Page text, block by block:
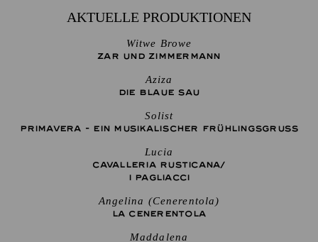
AKTUELLE PRODUKTIONEN
Witwe Browe
ZAR UND ZIMMERMANN
Aziza
DIE BLAUE SAU
Solist
PRIMAVERA - EIN MUSIKALISCHER FRÜHLINGSGRUSS
Lucia
CAVALLERIA RUSTICANA/
I PAGLIACCI
Angelina (Cenerentola)
LA CENE­RENTOLA
Maddalena